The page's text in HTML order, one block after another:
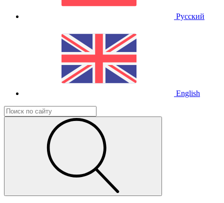
Русский
English